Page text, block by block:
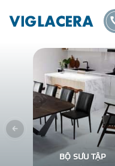
BỘ SƯU TẬP